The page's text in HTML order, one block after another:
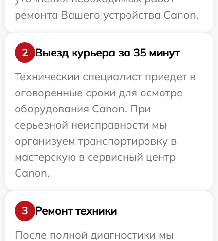
ремонта Вашего устройства Canon.
2
Выезд курьера за 35 минут
Технический специалист приедет в
оговоренные сроки для осмотра
оборудования Canon. При
серьезной неисправности мы
организуем транспортировку в
мастерскую в сервисный центр
Canon.
3
Ремонт техники
После полной диагностики мы